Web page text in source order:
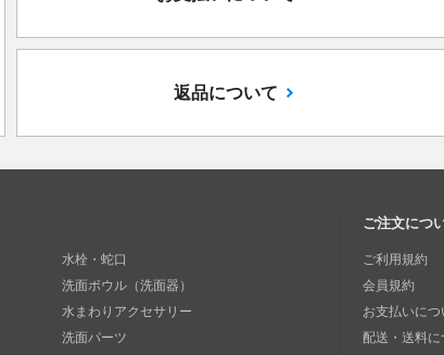
返品について
水栓・蛇口
洗面ボウル（洗面器）
水まわりアクセサリー
洗面パーツ
ご注文につ
ご利用規約
会員規約
お支払いにつ
配送・送料